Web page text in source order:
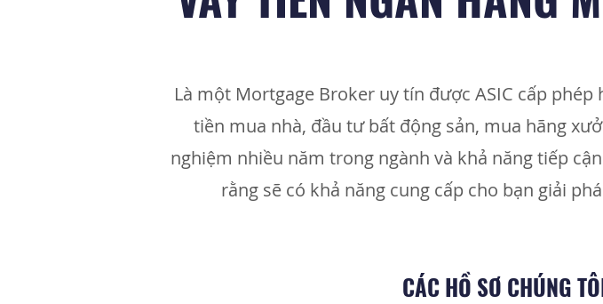
Là một Mortgage Broker uy tín được ASIC cấp
tiền mua nhà, đầu tư bất động sản, mua hãng
nghiệm nhiều năm trong ngành và khả năng tiếp
rằng sẽ có khả năng cung cấp cho bạn giải
CÁC HỒ SƠ CHÚNG